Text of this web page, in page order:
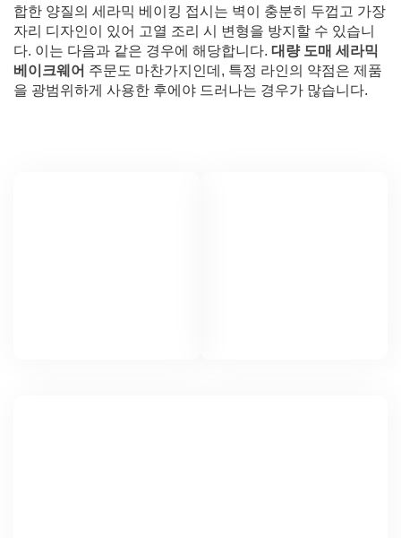
합한 양질의 세라믹 베이킹 접시는 벽이 충분히 두껍고 가장
자리 디자인이 있어 고열 조리 시 변형을 방지할 수 있습니
다. 이는 다음과 같은 경우에 해당합니다. 대량 도매 세라믹
베이크웨어 주문도 마찬가지인데, 특정 라인의 약점은 제품
을 광범위하게 사용한 후에야 드러나는 경우가 많습니다.